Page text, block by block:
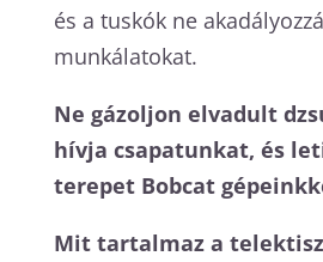
és a tuskók ne
munkálatokat.
Ne gázoljon elvadult
hívja csapatunkat, és
terepet Bobcat
Mit tartalmaz a